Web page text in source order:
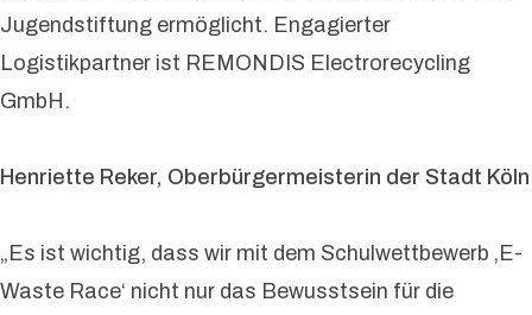
Jugendstiftung ermöglicht. Engagierter
Logistikpartner ist REMONDIS Electrorecycling
GmbH.
Henriette Reker, Oberbürgermeisterin der Stadt Köln
„Es ist wichtig, dass wir mit dem Schulwettbewerb ‚E-
Waste Race‘ nicht nur das Bewusstsein für die